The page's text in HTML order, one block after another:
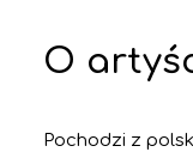
O
Pochodzi z